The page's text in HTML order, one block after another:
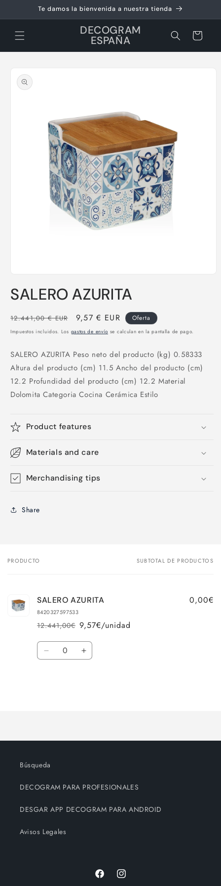
directamente
al contenido
Te damos la bienvenida a nuestra tienda
DECOGRAM
ESPAÑA Carrito
a la
información
multimedia
1
una
ventana
modal
SALERO AZURITA
Precio
habitual
12.441,00 € EUR
Precio
de
9,57 € EUR Oferta
Impuestos incluidos. Los gastos de envío se calculan en la pantalla de pago.
SALERO AZURITA Peso neto del producto (kg) 0.58333
Altura del producto (cm) 11.5 Ancho del producto (cm)
12.2 Profundidad del producto (cm) 12.2 Material
Dolomita Categoria Cocina Cerámica Estilo
Product features
Materials and care
Merchandising tips
Share
Tu
PRODUCTO SUBTOTAL DE PRODUCTOS
SALERO AZURITA
8420327597533
Precio
habitual
12.441,00€
Precio
de
oferta
9,57€/unidad
0,00€
Cantidad
Reducir
Aumentar
Búsqueda
DECOGRAM PARA PROFESIONALES
DESGAR APP DECOGRAM PARA ANDROID
Avisos Legales
FacebookInstagram